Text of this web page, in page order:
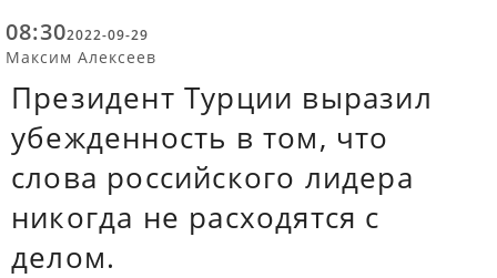
08:302022-09-29
Максим Алексеев
Президент Турции выразил
убежденность в том, что
слова российского лидера
никогда не расходятся с
делом.